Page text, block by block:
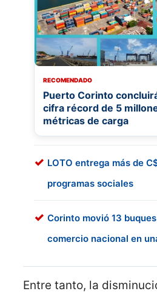
RECOMENDADO
Puerto Corinto
cifra récord de 5
métricas de carga
LOTO entrega más de
programas sociales
Corinto movió 13
comercio nacional en
Entre tanto, la